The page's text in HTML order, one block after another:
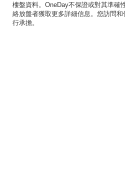
樓盤資料。OneDay不保證或對其準確
絡放盤者獲取更多詳細信息。您訪問
行承擔。